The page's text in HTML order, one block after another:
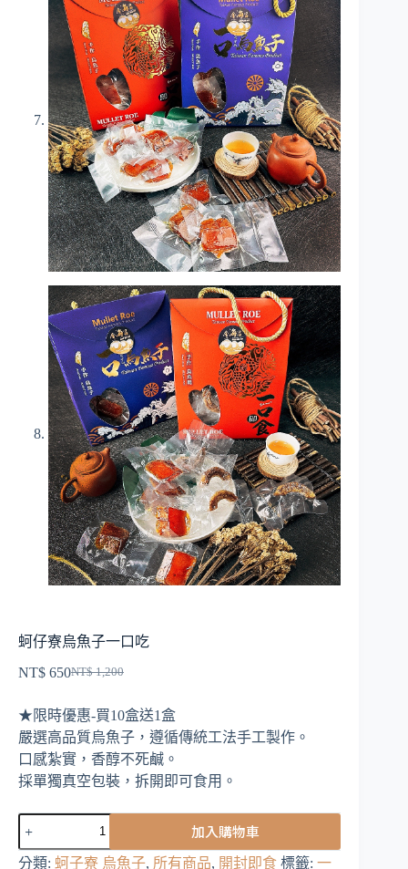
蚵仔寮烏魚子一口吃
NT$1,200
始
價
格：
NT$ 1,200。
NT$ 650
前
價
格：
NT$ 650。
★限時優惠-買10盒送1盒
嚴選高品質烏魚子，遵循傳統工法手工製作。
口感紮實，香醇不死鹹。
採單獨真空包裝，拆開即可食用。
寮
加入購物車
分類: 蚵子寮 烏魚子, 所有商品, 開封即食 標籤: 一